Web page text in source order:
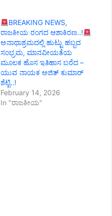
BREAKING NEWS,
ರಾಜಕೀಯ ರಂಗದ ಆಶಾಕಿರಣ..!
ಅನಾಥಾಶ್ರಮದಲ್ಲಿ ಹುಟ್ಟು ಹಬ್ಬದ
ಸಂಭ್ರಮ, ಮಾನವೀಯತೆಯ
ಮೂಲಕ ಹೊಸ ಇತಿಹಾಸ ಬರೆದ –
ಯುವ ನಾಯಕ ಅಜಿತ್ ಕುಮಾರ್
ಶೆಟ್ಟಿ..!
February 14, 2026
In "ರಾಜಕೀಯ"